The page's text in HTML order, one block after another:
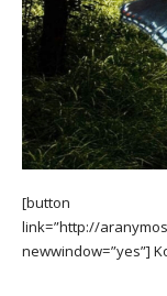
[button
link=”http://
newwindow=”yes”]